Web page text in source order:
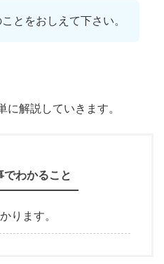
ことをおしえて下さい。
解説していきます。
でわかること
ります。